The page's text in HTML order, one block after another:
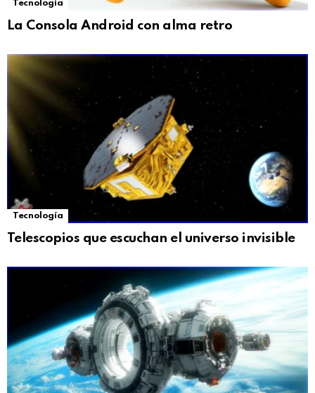
Tecnología
La Consola Android con alma retro
Tecnología
Telescopios que escuchan el universo invisible